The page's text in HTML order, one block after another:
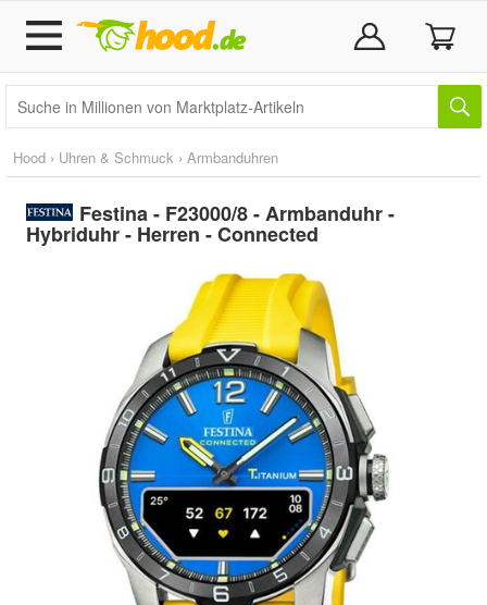
Hood › Uhren & Schmuck › Armbanduhren
Festina - F23000/8 - Armbanduhr -
Hybriduhr - Herren - Connected